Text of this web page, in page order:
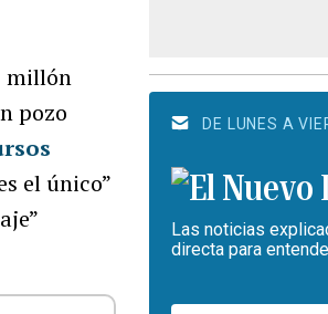
millón
pozo
el único”
DE LUNES A
Las noticias
directa para